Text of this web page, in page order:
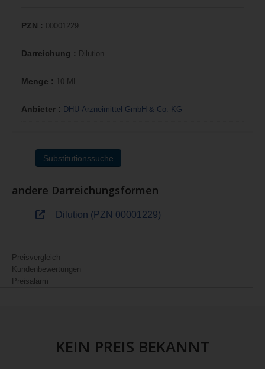
PZN : 00001229
Darreichung : Dilution
Menge : 10 ML
Anbieter : DHU-Arzneimittel GmbH & Co. KG
Substitutionssuche
andere Darreichungsformen
Dilution (PZN 00001229)
Preisvergleich
Kundenbewertungen
Preisalarm
KEIN PREIS BEKANNT